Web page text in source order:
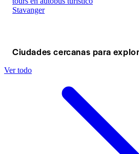
Stavanger
Ciudades cercanas para
Ver todo